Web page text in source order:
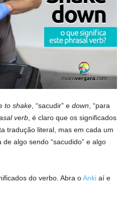
to shake , “sacudir” e down , “para
verb , é claro que os significados
tradução literal, mas em cada um
algo sendo “sacudido” e algo
do verbo. Abra oAnki aí e